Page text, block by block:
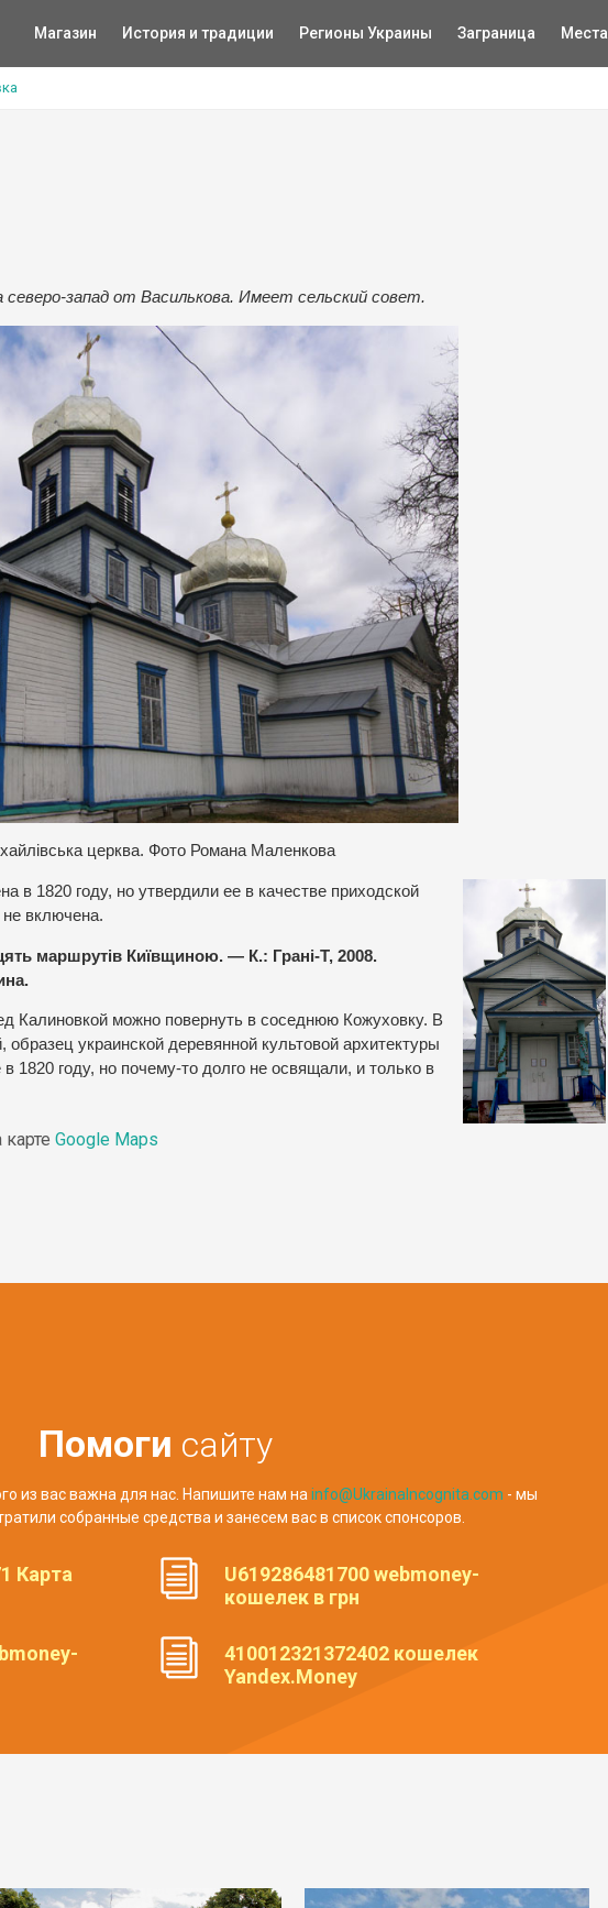
Магазин История и традиции Регионы Украины Заграница Места
северо-запад от Василькова. Имеет сельский совет.
церква. Фото Романа Маленкова
в 1820 году, но утвердили ее в качестве приходской
не включена.
маршрутів Київщиною. — К.: Грані-Т, 2008.
Калиновкой можно повернуть в соседнюю Кожуховку. В
украинской деревянной культовой архитектуры
году, но почему-то долго не освящали, и только в
Google Maps
Помоги сайту
из вас важна для нас. Напишите нам наinfo@UkrainaIncognita.com - мы
собранные средства и занесем вас в список спонсоров.
Карта
U619286481700 webmoney-
кошелек в грн
410012321372402 кошелек
Yandex.Money